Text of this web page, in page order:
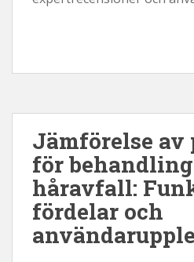
Jämförelse av
för
håravfall:
fördelar och